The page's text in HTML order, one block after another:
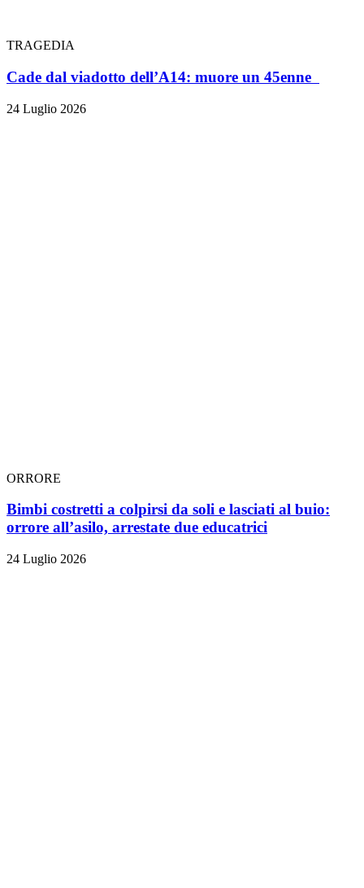
TRAGEDIA
Cade dal viadotto dell’A14: muore un 45enne
24 Luglio 2026
ORRORE
Bimbi costretti a colpirsi da soli e lasciati al buio:
orrore all’asilo, arrestate due educatrici
24 Luglio 2026